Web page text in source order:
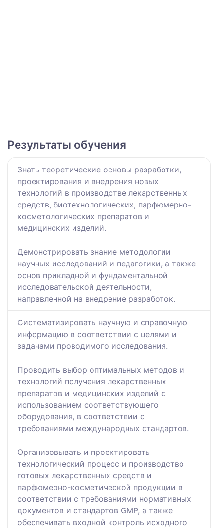
Результаты обучения
Знать теоретические основы разработки,
проектирования и внедрения новых
технологий в производстве лекарственных
средств, биотехнологических, парфюмерно-
косметологических препаратов и
медицинских изделий.
Демонстрировать знание методологии
научных исследований и педагогики, а также
основ прикладной и фундаментальной
исследовательской деятельности,
направленной на внедрение разработок.
Систематизировать научную и справочную
информацию в соответствии с целями и
задачами проводимого исследования.
Проводить выбор оптимальных методов и
технологий получения лекарственных
препаратов и медицинских изделий с
использованием соответствующего
оборудования, в соответствии с
требованиями международных стандартов.
Организовывать и проектировать
технологический процесс и производство
готовых лекарственных средств и
парфюмерно-косметической продукции в
соответствии с требованиями нормативных
документов и стандартов GMP, а также
обеспечивать входной контроль исходного